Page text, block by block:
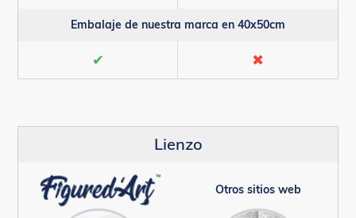
Embalaje de nuestra marca en 40x50cm
✔ ✖
Lienzo
Otros sitios web